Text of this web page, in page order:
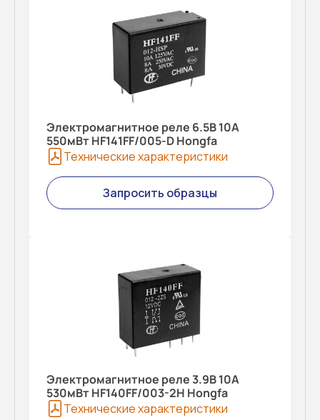
Электромагнитное реле 6.5В 10A
550мВт HF141FF/005-D Hongfa
Технические характеристики
Запросить образцы
Электромагнитное реле 3.9В 10A
530мВт HF140FF/003-2H Hongfa
Технические характеристики